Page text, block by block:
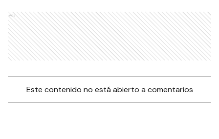
Ads
Este contenido no está abierto a comentarios